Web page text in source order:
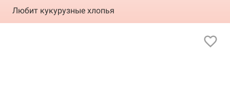
Любит кукурузные хлопья